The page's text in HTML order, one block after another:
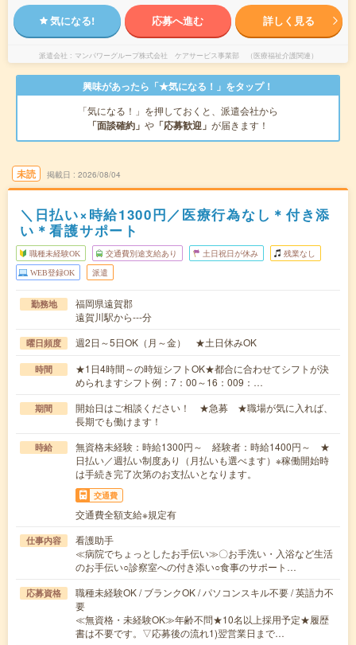
気になる! 応募へ進む 詳しく見る
派遣会社 マンパワーグループ株式会社 ケアサービス事業部 （医療福祉介護関連）
興味があったら「★気になる！」をタップ！
「気になる！」を押しておくと、派遣会社から
「面談確約」 や 「応募歓迎」 が届きます！
未読 掲載日 2026/08/04
＼日払い×時給1300円／医療行為なし＊付き添
い＊看護サポート
職種未経験OK 交通費別途支給あり 土日祝日が休み 残業なし
WEB登録OK 派遣
勤務地
福岡県遠賀郡
遠賀川駅から---分
曜日頻度 週2日～5日OK（月～金） ★土日休みOK
時間
★1日4時間～の時短シフトOK★都合に合わせてシフトが決
められますシフト例：7：00～16：009：…
期間
開始日はご相談ください！ ★急募 ★職場が気に入れば、
長期でも働けます！
時給
無資格未経験：時給1300円～ 経験者：時給1400円～ ★
日払い／週払い制度あり（月払いも選べます）※稼働開始時
は手続き完了次第のお支払いとなります。
交通費
交通費全額支給※規定有
仕事内容
看護助手
≪病院でちょっとしたお手伝い≫〇お手洗い・入浴など生活
のお手伝い○診察室への付き添い○食事のサポート…
応募資格
職種未経験OK / ブランクOK / パソコンスキル不要 / 英語力不
要
≪無資格・未経験OK≫年齢不問★10名以上採用予定★履歴
書は不要です。▽応募後の流れ1)翌営業日まで…